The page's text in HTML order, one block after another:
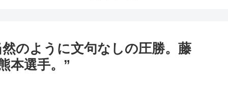
のように文句なしの圧勝。藤
本選手。”